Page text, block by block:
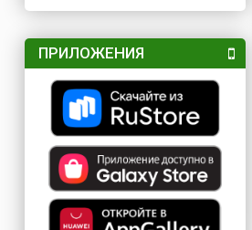
ПРИЛОЖЕНИЯ